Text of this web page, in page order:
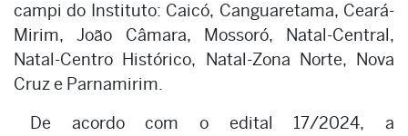
campi do Instituto: Caicó, Canguaretama, Ceará-
Mirim, João Câmara, Mossoró, Natal-Central,
Natal-Centro Histórico, Natal-Zona Norte, Nova
Cruz e Parnamirim.
De acordo com o edital 17/2024, a